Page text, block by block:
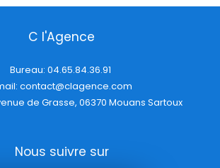
C l'Agence
Bureau: 04.65.84.36.91
contact@clagence.com
de Grasse, 06370 Mouans Sartoux
Nous suivre sur